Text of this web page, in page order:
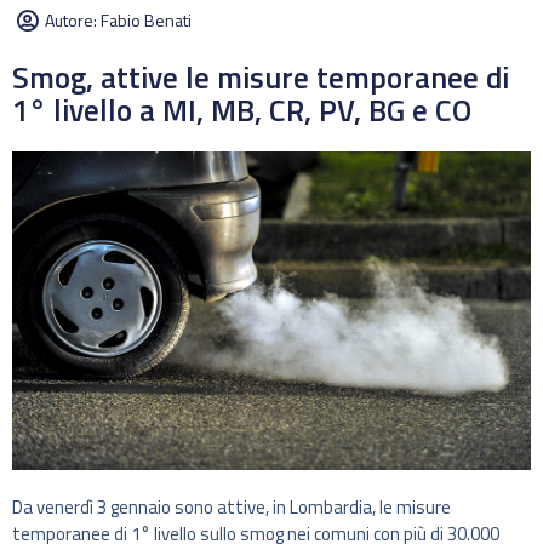
Autore:Fabio Benati
Smog, attive le misure temporanee di
1° livello a MI, MB, CR, PV, BG e CO
Da ‪venerdì 3 gennaio sono attive, in Lombardia, le misure
temporanee di 1° livello sullo smog nei comuni con più di 30.000